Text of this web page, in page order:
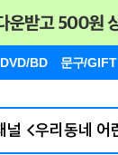
DVD/BD 문구/GIFT